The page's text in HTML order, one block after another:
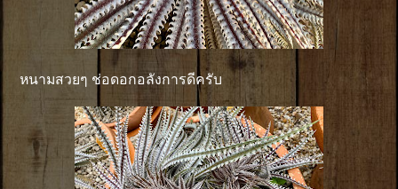
หนามสวยๆ ช่อดอกอลังการดีครับ